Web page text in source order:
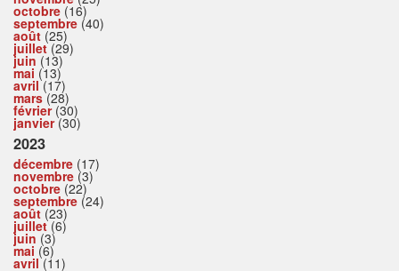
octobre (16)
septembre (40)
août (25)
juillet(29)
juin (13)
mai (13)
avril(17)
mars(28)
février(30)
janvier(30)
2023
décembre (17)
novembre (3)
octobre (22)
septembre (24)
août (23)
juillet(6)
juin (3)
mai (6)
avril(11)